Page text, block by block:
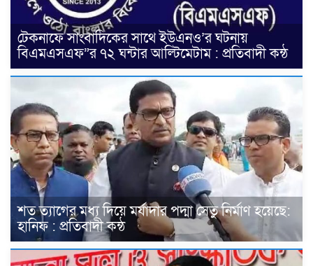
টেকনাফে সাংবাদিকের সাথে ইউএনও’র ঘটনায়
বিএমএসএফ”র ৭২ ঘন্টার আল্টিমেটাম : প্রতিবাদী কন্ঠ
শত ত্যাগের মধ্য দিয়ে মর্যাদার পদ্মা সেতু নির্মাণ হয়েছে:
হানিফ : প্রতিবাদী কন্ঠ